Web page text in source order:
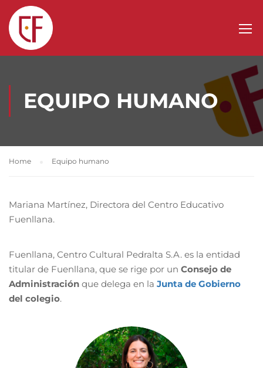
EQUIPO HUMANO
Home Equipo humano
Mariana Martínez, Directora del Centro Educativo
Fuenllana.
Fuenllana, Centro Cultural Pedralta S.A. es la entidad
titular de Fuenllana, que se rige por un Consejo de
Administración que delega en la Junta de Gobierno
del colegio.